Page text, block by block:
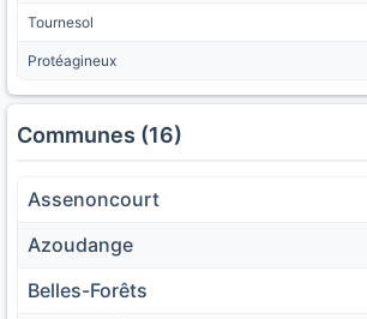
Tournesol
Protéagineux
Communes (16)
Assenoncourt
Azoudange
Belles-Forêts